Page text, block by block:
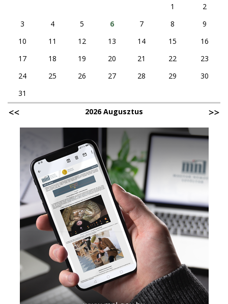
1
2
3
4 5 6 7 8
9
10
11 12 13 14 15
16
17
18 19 20 21 22
23
24
25 26 27 28 29
30
31
2026 Augusztus